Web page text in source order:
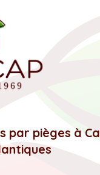
par pièges à